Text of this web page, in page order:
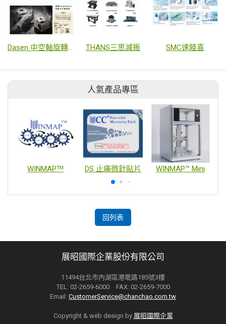
Dasen 中空軸旋轉平台 THANS三思減振 SMC速睦喜
人氣產品專區
WINMAPᵀᴹ DS 止痛微針貼片 WINMAP™ Mini
回列表
展昭國際企業股份有限公司
11494台北市內湖區港墘路185號3樓
TEL: 02-2659-6000 FAX: 02-2659-7000
Email: CustomerService@chanchao.com.tw
Copyright & web design by 展昭國際企業